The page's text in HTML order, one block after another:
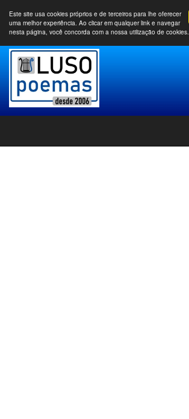
Este site usa cookies próprios e de terceiros para lhe oferecer
uma melhor experiência. Ao clicar em qualquer link e navegar
nesta página, você concorda com a nossa utilização de cookies.